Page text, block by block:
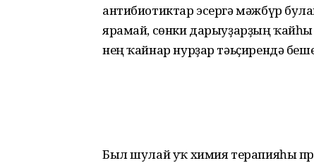
антибиотиктар эсергә мәжбүр
ярамай, сөнки дарыуҙарҙың ҡайһы
нең ҡайнар нурҙар тәьҫи­рендә
Был шулай уҡ химия терапияһы